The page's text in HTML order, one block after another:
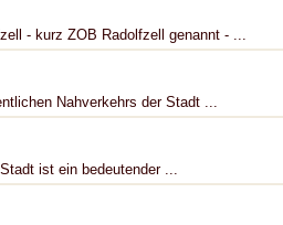
- kurz ZOB Radolfzell genannt - ...
Nahverkehrs der Stadt ...
ist ein bedeutender ...